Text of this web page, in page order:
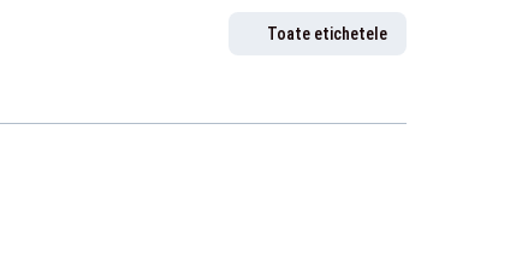
Toate etichetele